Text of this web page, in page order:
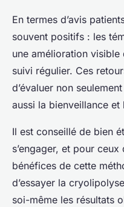
En termes d’avis
souvent positifs : les
une amélioration visible
suivi régulier. Ces
d’évaluer non
aussi la bienveillance et
Il est conseillé de bien
s’engager, et pour
bénéfices de cette
d’essayer la
soi-même les résultats